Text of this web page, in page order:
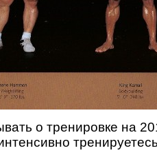
о тренировке на